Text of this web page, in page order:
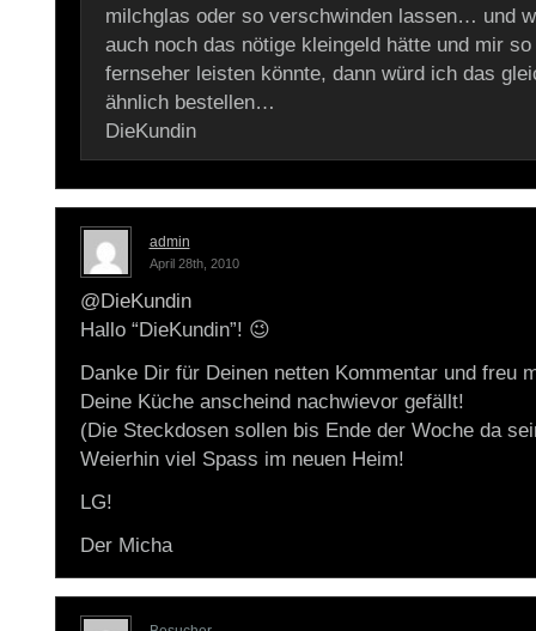
milchglas oder so verschwinden lassen… und
auch noch das nötige kleingeld hätte und mir so
fernseher leisten könnte, dann würd ich das
ähnlich bestellen…
DieKundin
admin
April 28th, 2010
@DieKundin
Hallo “DieKundin”! 😉
Danke Dir für Deinen netten Kommentar und freu
Deine Küche anscheind nachwievor gefällt!
(Die Steckdosen sollen bis Ende der Woche da
Weierhin viel Spass im neuen Heim!
LG!
Der Micha